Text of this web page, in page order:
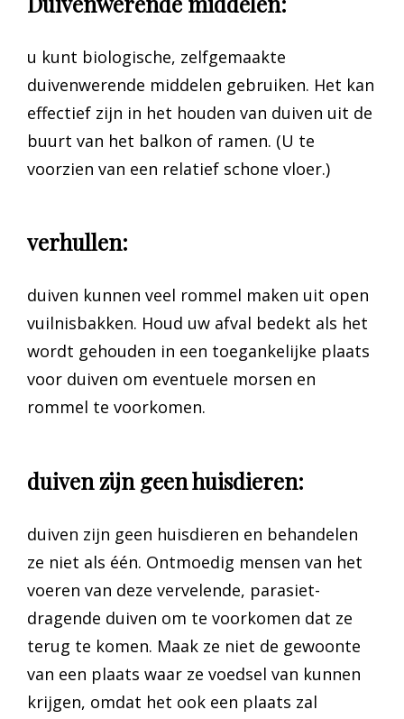
u kunt biologische, zelfgemaakte
duivenwerende middelen gebruiken. Het kan
effectief zijn in het houden van duiven uit de
buurt van het balkon of ramen. (U te
voorzien van een relatief schone vloer.)
verhullen:
duiven kunnen veel rommel maken uit open
vuilnisbakken. Houd uw afval bedekt als het
wordt gehouden in een toegankelijke plaats
voor duiven om eventuele morsen en
rommel te voorkomen.
duiven zijn geen huisdieren:
duiven zijn geen huisdieren en behandelen
ze niet als één. Ontmoedig mensen van het
voeren van deze vervelende, parasiet-
dragende duiven om te voorkomen dat ze
terug te komen. Maak ze niet de gewoonte
van een plaats waar ze voedsel van kunnen
krijgen, omdat het ook een plaats zal